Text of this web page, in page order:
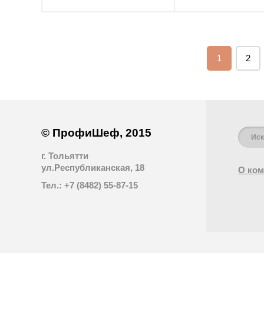
1 2
© ПрофиШеф, 2015
г. Тольятти
ул.Республиканская, 18
Тел.: +7 (8482) 55-87-15
О